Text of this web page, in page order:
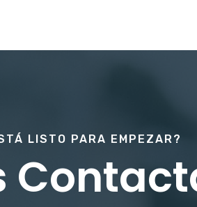
LISTO PARA EMPEZAR?